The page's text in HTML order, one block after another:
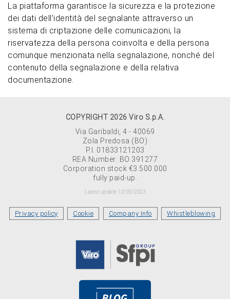
La piattaforma garantisce la sicurezza e la protezione
dei dati dell’identità del segnalante attraverso un
sistema di criptazione delle comunicazioni, la
riservatezza della persona coinvolta e della persona
comunque menzionata nella segnalazione, nonché del
contenuto della segnalazione e della relativa
documentazione.
COPYRIGHT 2026 Viro S.p.A.
Via Garibaldi, 4 - 40069
Zola Predosa (BO)
P.I. 01833121203
REA Number: BO 391277
Corporation stock €3.500.000
fully paid-up.
Latest update 12/05/2023
Privacy policy Cookie Company Info Whistleblowing